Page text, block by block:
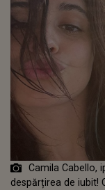
Camila Cabello,
despărțirea de iubit!